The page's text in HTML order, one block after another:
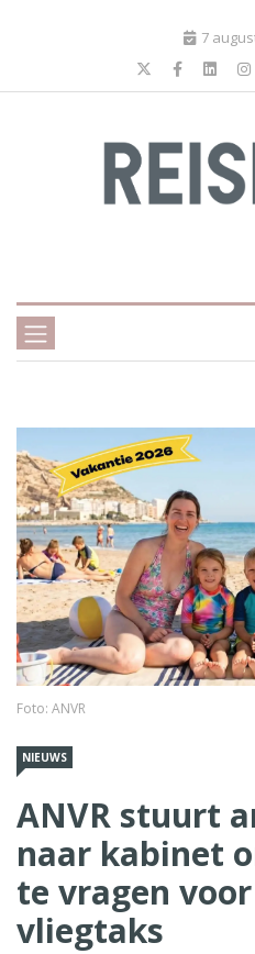
7
Foto: ANVR
NIEUWS
ANVR stuurt
naar kabinet
te vragen
vliegtaks